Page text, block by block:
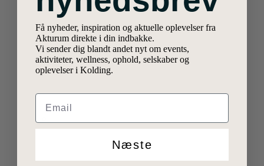
Få nyheder, inspiration og aktuelle oplevelser fra
Akturum direkte i din indbakke.
Vi sender dig blandt andet nyt om events,
aktiviteter, wellness, ophold, selskaber og
oplevelser i Kolding.
Email
Næste